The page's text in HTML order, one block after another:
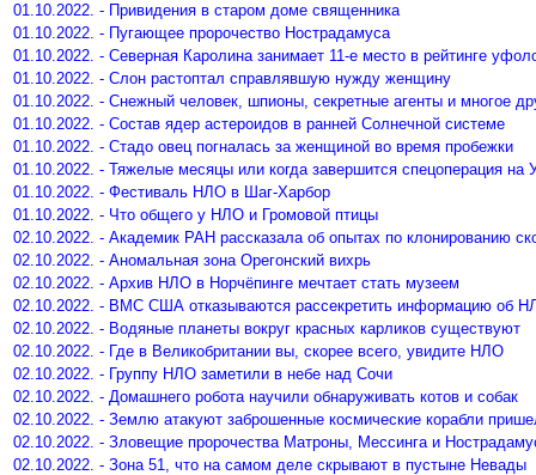
01.10.2022. - Привидения в старом доме священника
01.10.2022. - Пугающее пророчество Нострадамуса
01.10.2022. - Северная Каролина занимает 11-е место в рейтинге
01.10.2022. - Слон растоптал справлявшую нужду женщину
01.10.2022. - Снежный человек, шпионы, секретные агенты и многое
01.10.2022. - Состав ядер астероидов в ранней Солнечной системе
01.10.2022. - Стадо овец погналась за женщиной во время пробежки
01.10.2022. - Тяжелые месяцы или когда завершится спецоперация на
01.10.2022. - Фестиваль НЛО в Шаг-Харбор
01.10.2022. - Что общего у НЛО и Громовой птицы
02.10.2022. - Академик РАН рассказала об опытах по клонированию
02.10.2022. - Аномальная зона Орегонский вихрь
02.10.2022. - Архив НЛО в Норчёпинге мечтает стать музеем
02.10.2022. - ВМС США отказываются рассекретить информацию об
02.10.2022. - Водяные планеты вокруг красных карликов существуют
02.10.2022. - Где в Великобритании вы, скорее всего, увидите НЛО
02.10.2022. - Группу НЛО заметили в небе над Сочи
02.10.2022. - Домашнего робота научили обнаруживать котов и собак
02.10.2022. - Землю атакуют заброшенные космические корабли
02.10.2022. - Зловещие пророчества Матроны, Мессинга и
02.10.2022. - Зона 51, что на самом деле скрывают в пустыне Невады